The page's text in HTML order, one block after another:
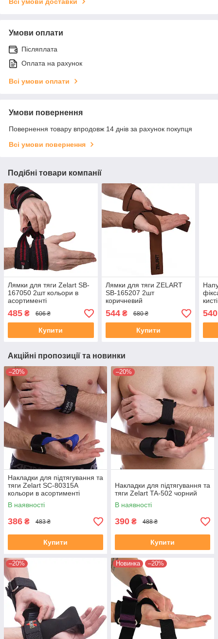
Умови оплати
Післяплата
Оплата на рахунок
Всі умови оплати
Умови повернення
Повернення товару впродовж 14 днів за рахунок покупця
Всі умови повернення
Подібні товари компанії
Лямки для тяги Zelart SB-
167050 2шт кольори в
асортименті
485 ₴ 606 ₴
Купити
Лямки для тяги ZELART
SB-165207 2шт
коричневий
544₴ 680 ₴
Купити
540
Акційні пропозиції та новинки
–20%
Накладки для підтягування та
тяги Zelart SC-80315A
кольори в асортименті
В наявності
386 ₴ 483 ₴
Купити
–20%
Накладки для підтягування та
тяги Zelart TA-502 чорний
В наявності
390 ₴ 488 ₴
Купити
–20% Новинка –20%